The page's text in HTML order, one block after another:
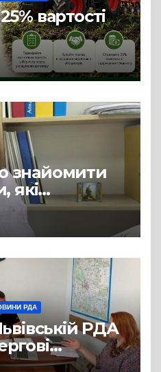
вартості
що
аграріїв
знайомити
які
нашим
цивільного
РДА
РДА